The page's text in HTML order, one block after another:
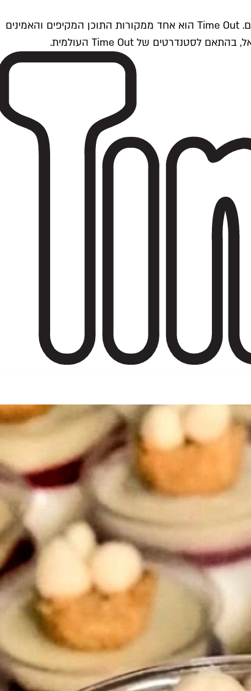
Time Outתל אביב הוא חלק מרשת Time Out Global — רשת מדיה בינלאומית הפועלת ב-360 ערים מרכזיות וב-60 מדינות ברחבי העולם. Time Out הוא אחד ממקורות התוכן המקיפים והאמינים